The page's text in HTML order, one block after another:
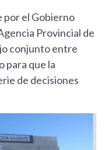
por el Gobierno
Provincial de
conjunto entre
para que la
de decisiones